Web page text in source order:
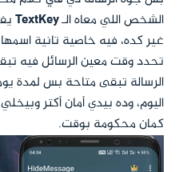
الشخص اللي معاه الـTextKey
غير كده، فيه خاصية تانية اسمها
تحدد وقت معين الرسائل فيه
الرسالة تبقى متاحة بس لمدة
اليوم، وده بيدي أمان أكتر
كمان محكومة بوقت.